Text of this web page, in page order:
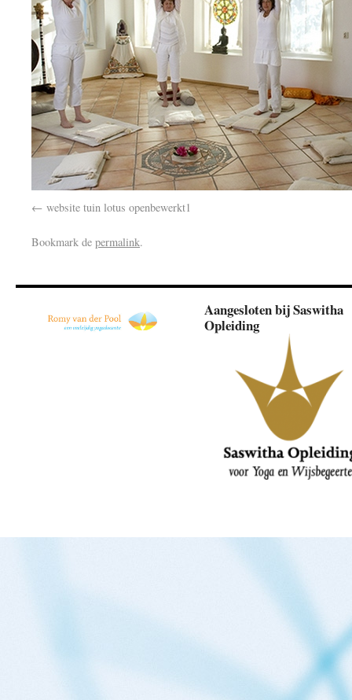
website tuin lotus openbewerkt1
Bookmark de permalink.
Aangesloten bij Saswitha
Opleiding